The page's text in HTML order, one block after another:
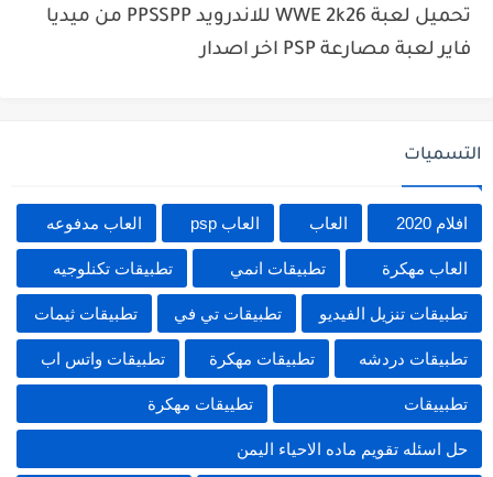
تحميل لعبة WWE 2k26 للاندرويد PPSSPP من ميديا
فاير لعبة مصارعة PSP اخر اصدار
التسميات
افلام 2020 العاب العاب psp العاب مدفوعه
العاب مهكرة تطبيقات انمي تطبيقات تكنلوجيه
تطبيقات تنزيل الفيديو تطبيقات تي في تطبيقات ثيمات
تطبيقات دردشه تطبيقات مهكرة تطبيقات واتس اب
تطبييقات تطييقات مهكرة
حل اسئله تقويم ماده الاحياء اليمن